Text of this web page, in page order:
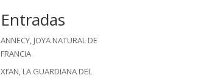
Entradas
ANNECY, JOYA NATURAL DE
FRANCIA
XI’AN, LA GUARDIANA DEL